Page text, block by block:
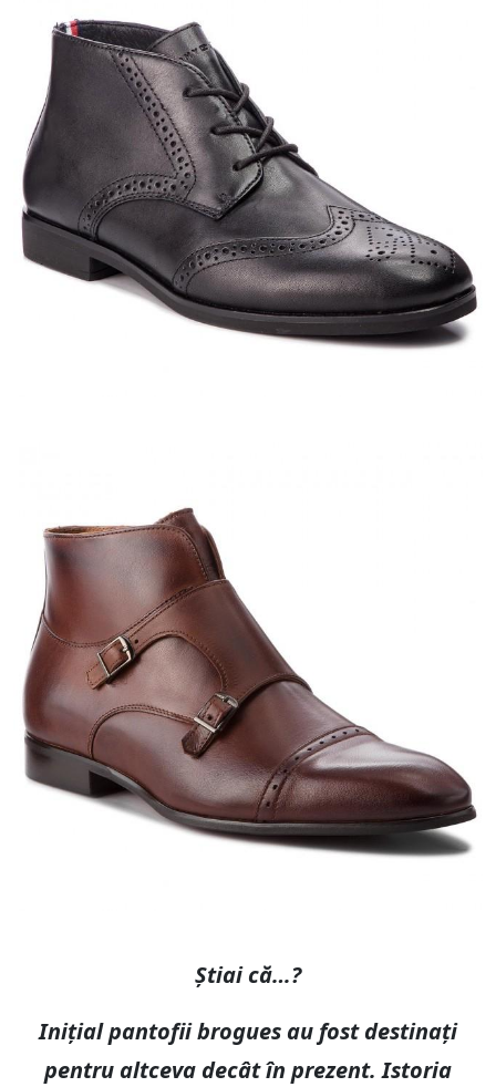
Știai că…?
Inițial pantofii brogues au fost destinați
pentru altceva decât în ​​prezent. Istoria